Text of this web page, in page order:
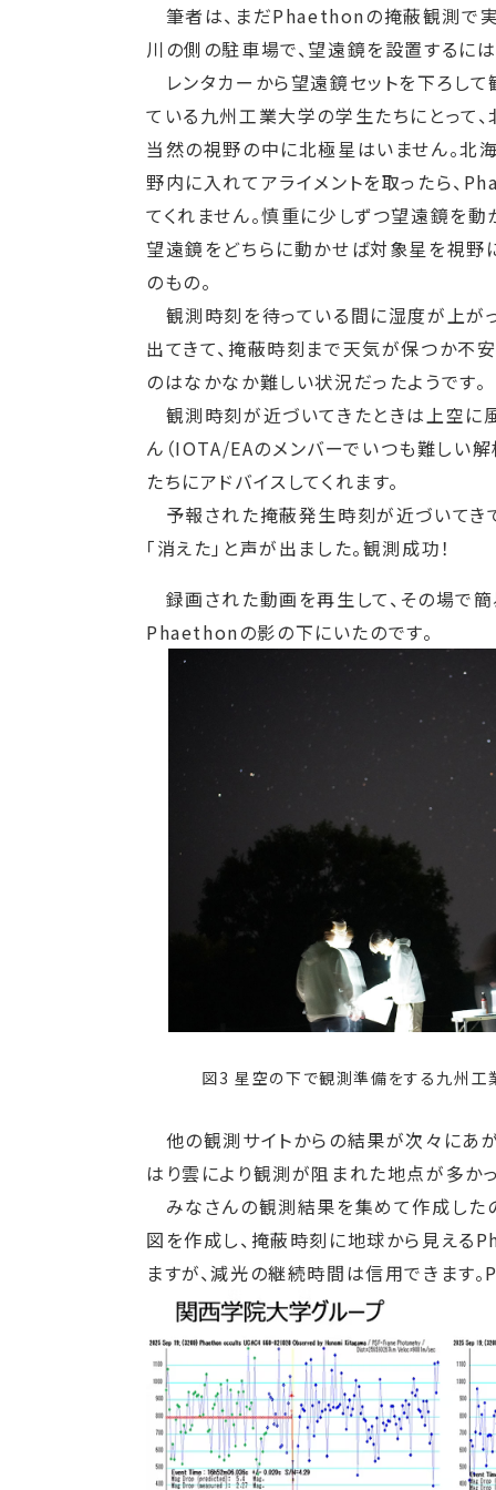
筆者は、まだPhaethonの掩蔽観測で
川の側の駐車場で、望遠鏡を設置するに
レンタカーから望遠鏡セットを下ろし
ている九州工業大学の学生たちにとって
当然の視野の中に北極星はいません。北
野内に入れてアライメントを取ったら、
てくれません。慎重に少しずつ望遠鏡を
望遠鏡をどちらに動かせば対象星を視野
のもの。
観測時刻を待っている間に湿度が上が
出てきて、掩蔽時刻まで天気が保つか不
のはなかなか難しい状況だったようです。
観測時刻が近づいてきたときは上空に
ん（IOTA/EAのメンバーでいつも難しい
たちにアドバイスしてくれます。
予報された掩蔽発生時刻が近づいてきて
「消えた」と声が出ました。観測成功！
録画された動画を再生して、その場で
Phaethonの影の下にいたのです。
図3 星空の下で観測準備をする九州
他の観測サイトからの結果が次々にあ
はり雲により観測が阻まれた地点が多かっ
みなさんの観測結果を集めて作成した
図を作成し、掩蔽時刻に地球から見え
ますが、減光の継続時間は信用できます